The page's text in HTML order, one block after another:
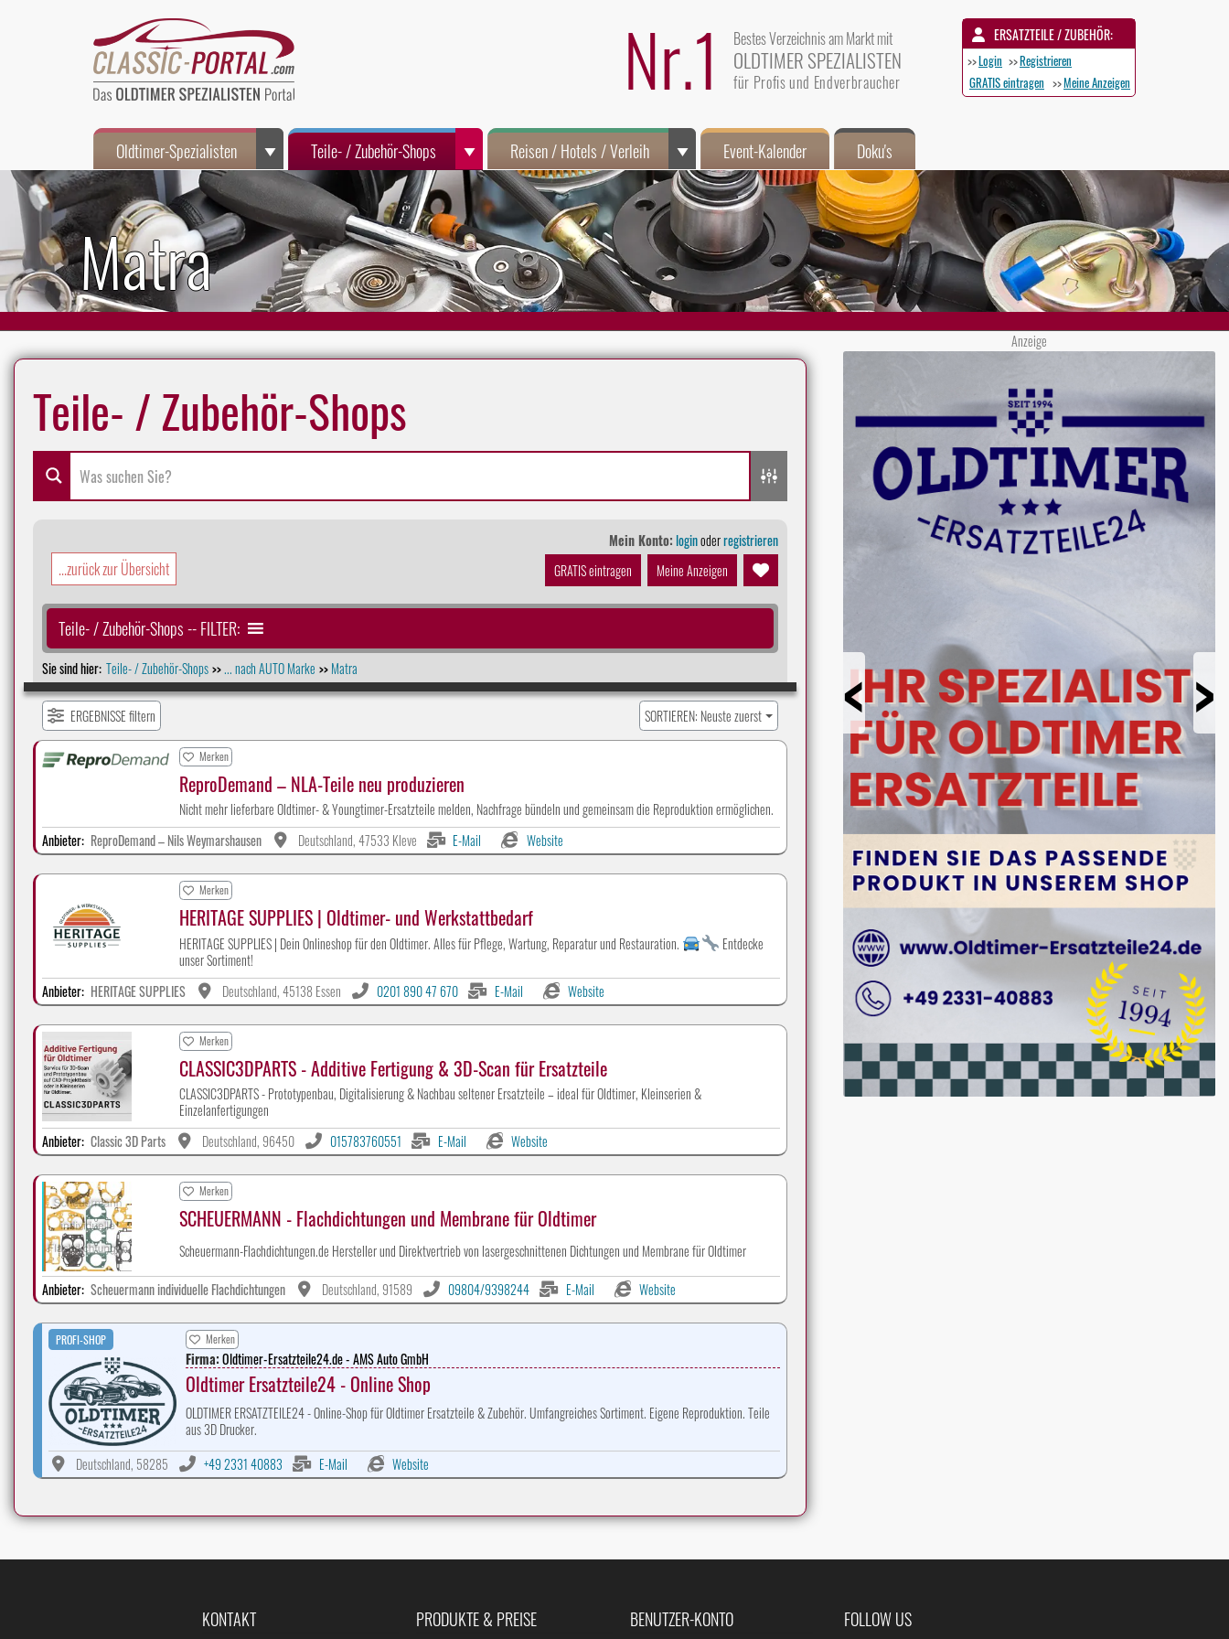
ERSATZTEILE / ZUBEHÖR:
>>Login >>Registrieren
GRATIS eintragen >>Meine Anzeigen
Nr.1 Bestes Verzeichnis am Markt mit
OLDTIMER SPEZIALISTEN
für Profis und Endverbraucher
Oldtimer-Spezialisten Teile- / Zubehör-Shops Reisen / Hotels / Verleih Event-Kalender Doku's
Matra
Teile- / Zubehör-Shops
...zurück zur Übersicht
Mein Konto: loginoderregistrieren
GRATIS eintragen
Meine Anzeigen
Teile- / Zubehör-Shops -- FILTER:
Sie sind hier: Teile- / Zubehör-Shops >>... nach AUTO Marke >> Matra
ERGEBNISSE filtern SORTIEREN: Neuste zuerst
Merken
ReproDemand – NLA-Teile neu produzieren
Nicht mehr lieferbare Oldtimer- & Youngtimer-Ersatzteile melden, Nachfrage bündeln und gemeinsam die Reproduktion ermöglichen.
Anbieter: ReproDemand – Nils Weymarshausen Deutschland, 47533 Kleve E-Mail Website
Merken
HERITAGE SUPPLIES | Oldtimer- und Werkstattbedarf
HERITAGE SUPPLIES | Dein Onlineshop für den Oldtimer. Alles für Pflege, Wartung, Reparatur und Restauration.
Entdecke
unser Sortiment!
Anbieter: HERITAGE SUPPLIES Deutschland, 45138 Essen 0201 890 47 670 E-Mail Website
Merken
CLASSIC3DPARTS - Additive Fertigung & 3D-Scan für Ersatzteile
CLASSIC3DPARTS - Prototypenbau, Digitalisierung & Nachbau seltener Ersatzteile – ideal für Oldtimer, Kleinserien &
Einzelanfertigungen
Anbieter: Classic 3D Parts Deutschland, 96450 015783760551 E-Mail Website
Merken
SCHEUERMANN - Flachdichtungen und Membrane für Oldtimer
Scheuermann-Flachdichtungen.de Hersteller und Direktvertrieb von lasergeschnittenen Dichtungen und Membrane für Oldtimer
Anbieter: Scheuermann individuelle Flachdichtungen Deutschland, 91589 09804/9398244 E-Mail Website
PROFI-SHOP Merken
Firma:Oldtimer-Ersatzteile24.de - AMS Auto GmbH
Oldtimer Ersatzteile24 - Online Shop
OLDTIMER ERSATZTEILE24 - Online-Shop für Oldtimer Ersatzteile & Zubehör. Umfangreiches Sortiment. Eigene Reproduktion. Teile
aus 3D Drucker.
Deutschland, 58285
+49 2331 40883 E-Mail Website
Anzeige
Next
Prev
KONTAKT PRODUKTE & PREISE BENUTZER-KONTO FOLLOW US